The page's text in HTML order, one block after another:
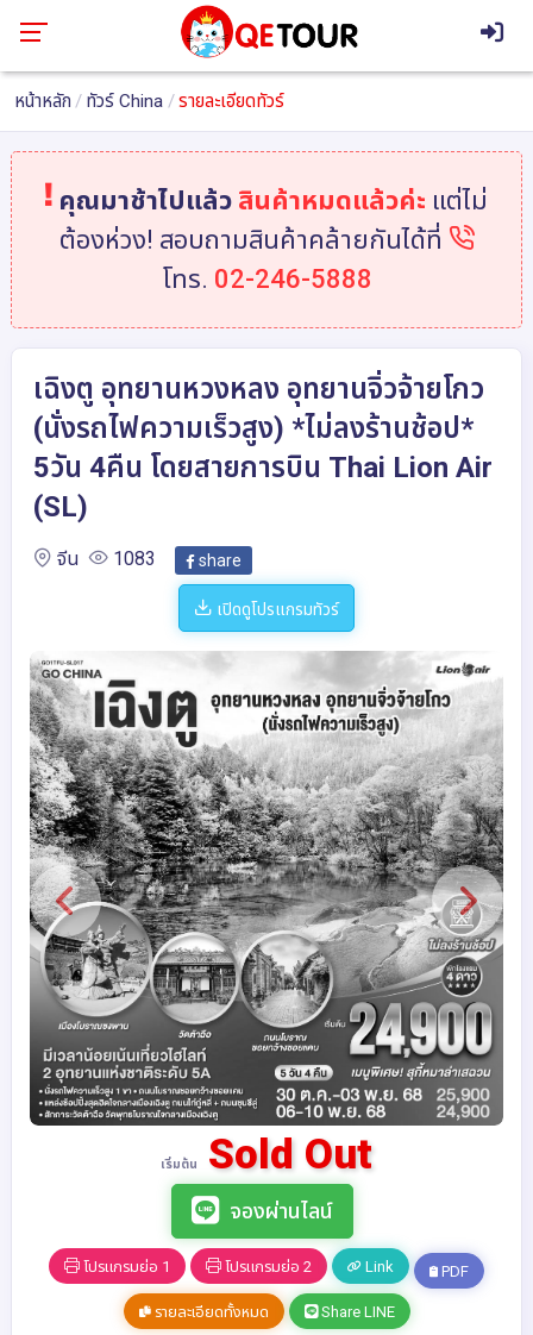
หน้าหลัก ทัวร์ China รายละเอียดทัวร์
คุณมาช้าไปแล้ว สินค้าหมดแล้วค่ะ แต่ไม่
ต้องห่วง! สอบถามสินค้าคล้ายกันได้ที่
โทร. 02-246-5888
เฉิงตู อุทยานหวงหลง อุทยานจิ่วจ้ายโกว
(นั่งรถไฟความเร็วสูง) *ไม่ลงร้านช้อป*
5วัน 4คืน โดยสายการบิน Thai Lion Air
(SL)
จีน 1083 share
เปิดดูโปรแกรมทัวร์
เริ่มต้น Sold Out
จองผ่านไลน์
โปรแกรมย่อ 1 โปรแกรมย่อ 2 Link PDF
รายละเอียดทั้งหมด Share LINE